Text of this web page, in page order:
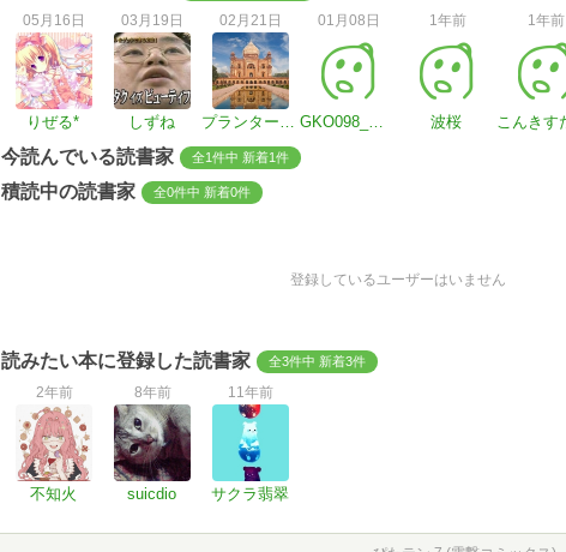
05月16日
りぜる*
03月19日
しずね
02月21日
プランター農家
01月08日
GKO098_manga
1年前
波桜
1年前
今読んでいる読書家 全1件中 新着1件
積読中の読書家 全0件中 新着0件
登録しているユーザーはいません
読みたい本に登録した読書家 全3件中 新着3件
2年前
不知火
8年前
suicdio
11年前
サクラ翡翠